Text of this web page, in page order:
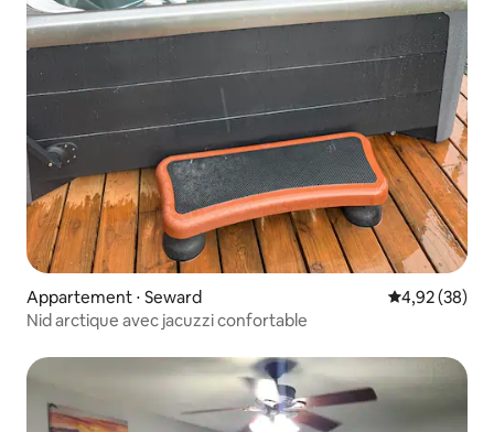
Appartement ⋅ Seward Évaluation
4,92 (38)
Nid arctique avec jacuzzi confortable